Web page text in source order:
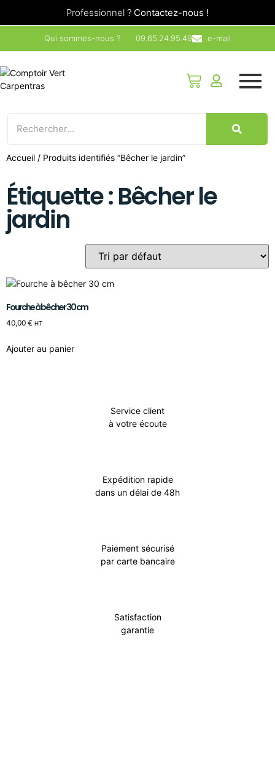
Professionnel ? Contactez-nous !
Qui sommes-nous ? 09.65.24.95.49 e-mail
Accueil / Produits identifiés “Bêcher le jardin”
Étiquette : Bêcher le
jardin
Service client
à votre écoute
Expédition rapide
dans un délai de 48h
Paiement sécurisé
par carte bancaire
Satisfaction
garantie
Fourche à bêcher 30 cm
40,00 € HT
Ajouter au panier